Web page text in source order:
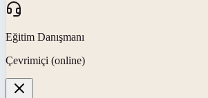
Eğitim Danışmanı
Çevrimiçi (online)